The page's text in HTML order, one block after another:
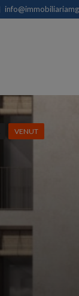
VENUT